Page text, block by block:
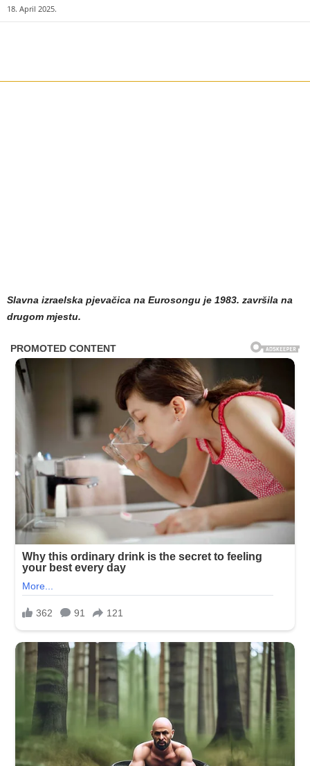
18. April 2025.
Slavna izraelska pjevačica na Eurosongu je 1983. završila na
drugom mjestu.